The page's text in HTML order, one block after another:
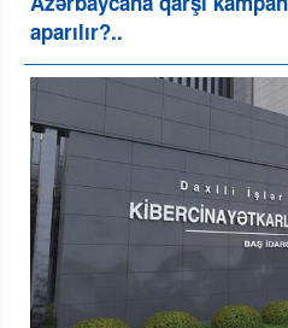
aparılır?..